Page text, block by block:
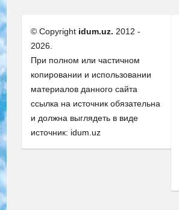
© Copyright idum.uz. 2012 -
2026.
При полном или частичном
копировании и использовании
материалов данного сайта
ссылка на источник обязательна
и должна выглядеть в виде
источник: idum.uz